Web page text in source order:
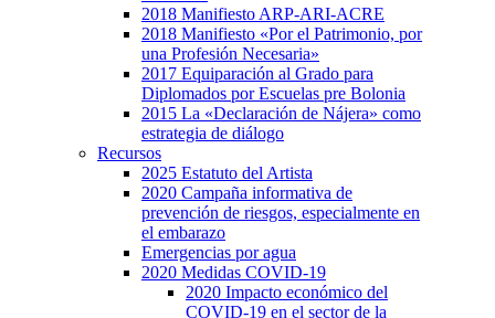
2018 Manifiesto ARP-ARI-ACRE
2018 Manifiesto «Por el Patrimonio, por
una Profesión Necesaria»
2017 Equiparación al Grado para
Diplomados por Escuelas pre Bolonia
2015 La «Declaración de Nájera» como
estrategia de diálogo
Recursos
2025 Estatuto del Artista
2020 Campaña informativa de
prevención de riesgos, especialmente en
el embarazo
Emergencias por agua
2020 Medidas COVID-19
2020 Impacto económico del
COVID-19 en el sector de la